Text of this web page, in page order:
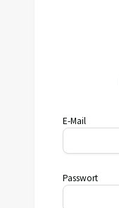
E-Mail
Passwort